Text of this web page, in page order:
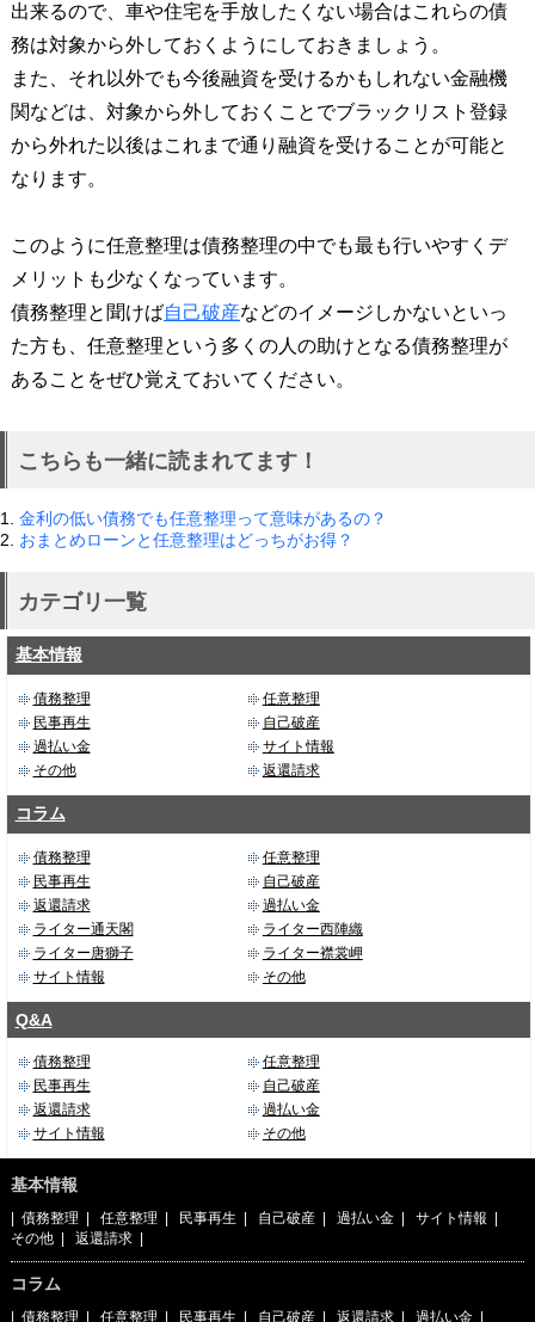
出来るので、車や住宅を手放したくない場合はこれらの債
務は対象から外しておくようにしておきましょう。
また、それ以外でも今後融資を受けるかもしれない金融機
関などは、対象から外しておくことでブラックリスト登録
から外れた以後はこれまで通り融資を受けることが可能と
なります。
このように任意整理は債務整理の中でも最も行いやすくデ
メリットも少なくなっています。
債務整理と聞けば自己破産などのイメージしかないといっ
た方も、任意整理という多くの人の助けとなる債務整理が
あることをぜひ覚えておいてください。
こちらも一緒に読まれてます！
1. 金利の低い債務でも任意整理って意味があるの？
2. おまとめローンと任意整理はどっちがお得？
カテゴリ一覧
基本情報
債務整理
任意整理
民事再生
自己破産
過払い金
サイト情報
その他
返還請求
コラム
債務整理
任意整理
民事再生
自己破産
返還請求
過払い金
ライター通天閣
ライター西陣織
ライター唐獅子
ライター襟裳岬
サイト情報
その他
Q&A
債務整理
任意整理
民事再生
自己破産
返還請求
過払い金
サイト情報
その他
基本情報
債務整理 任意整理 民事再生 自己破産| 過払い金| サイト情報
その他| 返還請求|
コラム
債務整理 任意整理 民事再生 自己破産| 返還請求| 過払い金|